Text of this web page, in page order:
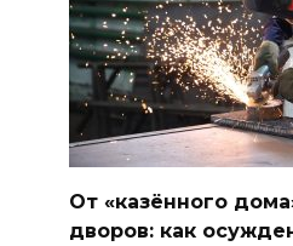
От «казённого
дворов: как